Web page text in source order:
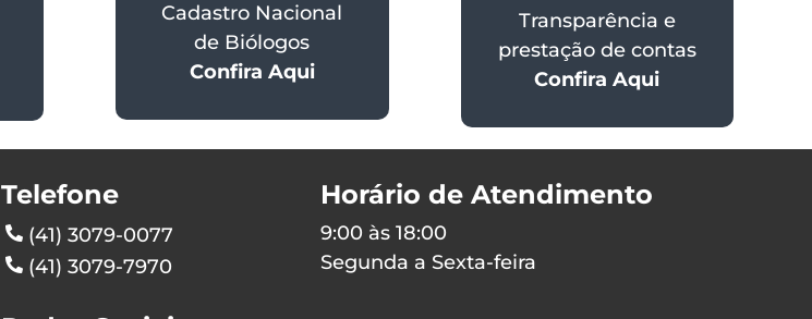
Cadastro Nacional
de Biólogos
Confira Aqui
Transparência e
prestação de contas
Confira Aqui
Telefone
(41) 3079-0077
(41) 3079-7970
Horário de Atendimento
9:00 às 18:00
Segunda a Sexta-feira